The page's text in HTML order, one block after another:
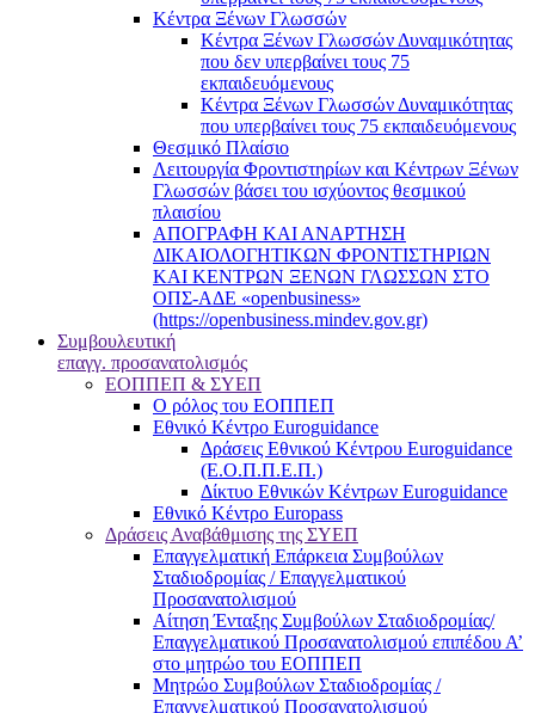
Κέντρα Ξένων Γλωσσών
Kέντρα Ξένων Γλωσσών Δυναμικότητας
που δεν υπερβαίνει τους 75
εκπαιδευόμενους
Kέντρα Ξένων Γλωσσών Δυναμικότητας
που υπερβαίνει τους 75 εκπαιδευόμενους
Θεσμικό Πλαίσιο
Λειτουργία Φροντιστηρίων και Κέντρων Ξένων
Γλωσσών βάσει του ισχύοντος θεσμικού
πλαισίου
ΑΠΟΓΡΑΦΗ ΚΑΙ ΑΝΑΡΤΗΣΗ
ΔΙΚΑΙΟΛΟΓΗΤΙΚΩΝ ΦΡΟΝΤΙΣΤΗΡΙΩΝ
ΚΑΙ ΚΕΝΤΡΩΝ ΞΕΝΩΝ ΓΛΩΣΣΩΝ ΣΤΟ
ΟΠΣ-ΑΔΕ «openbusiness»
(https://openbusiness.mindev.gov.gr)
Συμβουλευτική
επαγγ. προσανατολισμός
ΕΟΠΠΕΠ & ΣΥΕΠ
Ο ρόλος του ΕΟΠΠΕΠ
Εθνικό Κέντρο Euroguidance
Δράσεις Εθνικού Κέντρου Euroguidance
(Ε.Ο.Π.Π.Ε.Π.)
Δίκτυο Εθνικών Κέντρων Euroguidance
Εθνικό Κέντρο Europass
Δράσεις Αναβάθμισης της ΣΥΕΠ
Επαγγελματική Επάρκεια Συμβούλων
Σταδιοδρομίας / Επαγγελματικού
Προσανατολισμού
Αίτηση Ένταξης Συμβούλων Σταδιοδρομίας/
Επαγγελματικού Προσανατολισμού επιπέδου Α’
στο μητρώο του ΕΟΠΠΕΠ
Μητρώο Συμβούλων Σταδιοδρομίας /
Επαγγελματικού Προσανατολισμού